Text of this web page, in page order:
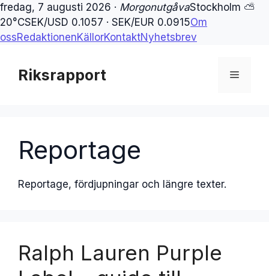
fredag, 7 augusti 2026 · MorgonutgåvaStockholm ⛅
20°CSEK/USD 0.1057 · SEK/EUR 0.0915Om
ossRedaktionenKällorKontaktNyhetsbrev
innehållRiksrapport Meny
Reportage
Reportage, fördjupningar och längre texter.
Ralph Lauren Purple